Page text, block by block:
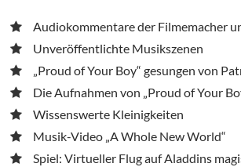
Audiokommentare der Filmemacher
Unveröffentlichte Musikszenen
„Proud of Your Boy“ gesungen von
Die Aufnahmen von „Proud of Your
Wissenswerte Kleinigkeiten
Musik-Video „A Whole New World“
Spiel: Virtueller Flug auf Aladdins